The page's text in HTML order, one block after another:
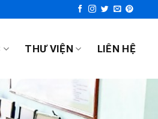
THƯ VIỆN LIÊN HỆ